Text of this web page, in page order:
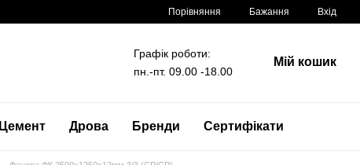
Порівняння Бажання Вхід
Графік роботи:
пн.-пт. 09.00 -18.00
Мій кошик
Цемент Дрова Бренди Сертифікати